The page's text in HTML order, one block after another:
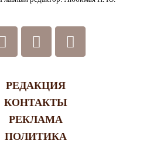
РЕДАКЦИЯ
КОНТАКТЫ
РЕКЛАМА
ПОЛИТИКА